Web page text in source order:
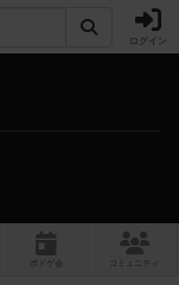
ログイン
ボ ドゲ